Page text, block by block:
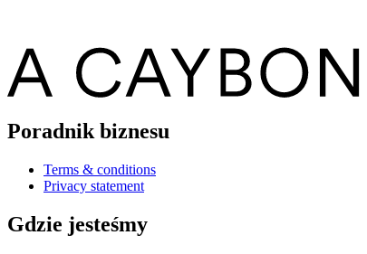
Poradnik biznesu
Terms & conditions
Privacy statement
Gdzie jesteśmy